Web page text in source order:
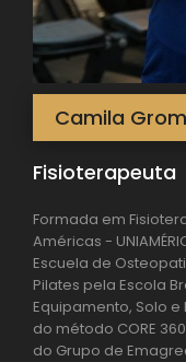
Camila
Fisioterapeuta
Formada em
Américas -
Escuela de
Pilates pela Escola
Equipamento, Solo
do método CORE
do Grupo de